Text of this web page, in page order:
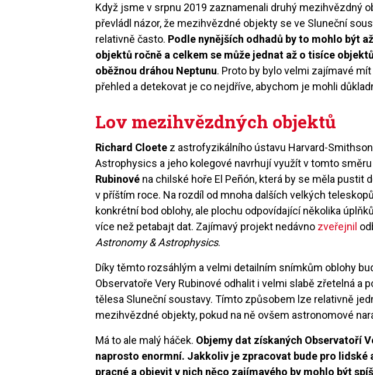
Když jsme v srpnu 2019 zaznamenali druhý mezihvězdný
převládl názor, že mezihvězdné objekty se ve Sluneční
relativně často. Podle nynějších odhadů by to mohlo být
objektů ročně a celkem se může jednat až o tisíce
oběžnou dráhou Neptunu. Proto by bylo velmi zajímavé
přehled a detekovat je co nejdříve, abychom je mohli
Lov mezihvězdných objektů
Richard Cloete z astrofyzikálního ústavu Harvard-
Astrophysics a jeho kolegové navrhují využít v tomto směru
Rubinové na chilské hoře El Peñón, která by se měla pustit
v příštím roce. Na rozdíl od mnoha dalších velkých
konkrétní bod oblohy, ale plochu odpovídající několika
více než petabajt dat. Zajímavý projekt nedávno zveřejnil
Astronomy & Astrophysics.
Díky těmto rozsáhlým a velmi detailním snímkům oblohy
Observatoře Very Rubinové odhalit i velmi slabě zřetelná a
tělesa Sluneční soustavy. Tímto způsobem lze relativně
mezihvězdné objekty, pokud na ně ovšem astronomové
Má to ale malý háček. Objemy dat získaných Observatoří
naprosto enormní. Jakkoliv je zpracovat bude pro lidské
pracné a objevit v nich něco zajímavého by mohlo být